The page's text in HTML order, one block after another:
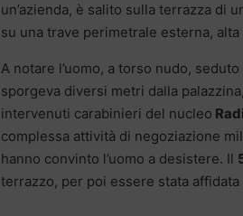
un’azienda, è salito sulla terrazza di
su una trave perimetrale esterna, alta
A notare l’uomo, a torso nudo,
sporgeva diversi metri dalla
intervenuti carabinieri del nucleo
complessa attività di negoziazione
hanno convinto l’uomo a desistere. Il
terrazzo, per poi essere stata